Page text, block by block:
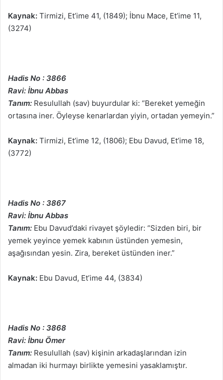
Kaynak: Tirmizi, Et’ime 41, (1849); İbnu Mace, Et’ime 11,
(3274)
Hadis No : 3866
Ravi: İbnu Abbas
Tanım: Resulullah (sav) buyurdular ki: “Bereket yemeğin
ortasına iner. Öyleyse kenarlardan yiyin, ortadan yemeyin.”
Kaynak: Tirmizi, Et’ime 12, (1806); Ebu Davud, Et’ime 18,
(3772)
Hadis No : 3867
Ravi: İbnu Abbas
Tanım: Ebu Davud’daki rivayet şöyledir: “Sizden biri, bir
yemek yeyince yemek kabının üstünden yemesin,
aşağısından yesin. Zira, bereket üstünden iner.”
Kaynak: Ebu Davud, Et’ime 44, (3834)
Hadis No : 3868
Ravi: İbnu Ömer
Tanım: Resulullah (sav) kişinin arkadaşlarından izin
almadan iki hurmayı birlikte yemesini yasaklamıştır.